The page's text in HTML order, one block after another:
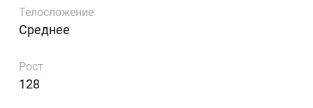
Телосложение
Среднее
Рост
128